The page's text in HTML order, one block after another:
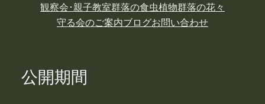
観察会･親子教室群落の食虫植物群落の花々
守る会のご案内ブログお問い合わせ
公開期間